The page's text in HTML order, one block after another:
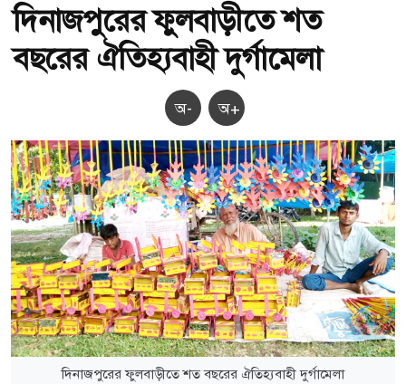
দিনাজপুরের ফুলবাড়ীতে শত
বছরের ঐতিহ্যবাহী দুর্গামেলা
অ- অ+
দিনাজপুরের ফুলবাড়ীতে শত বছরের ঐতিহ্যবাহী দুর্গামেলা